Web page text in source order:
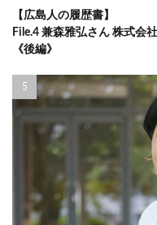
【広島人の履歴書】
File.4 兼森雅弘さん 株式会
《後編》